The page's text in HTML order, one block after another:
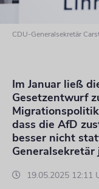
CDU-Generalsekretär
Im Januar ließ
Gesetzentwurf
dass die AfD
besser nicht
19.05.2025 12:11